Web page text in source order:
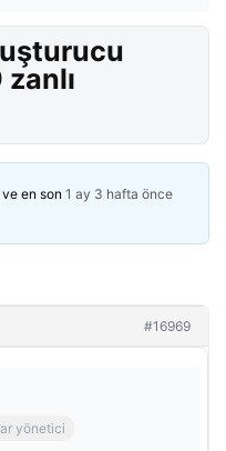
en son 1 ay 3 hafta önce
#16969
yönetici